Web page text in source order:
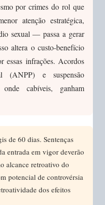
por crimes do rol que
atenção estratégica,
sexual — passa a gerar
altera o custo-benefício
essas infrações. Acordos
(ANPP) e suspensão
cabíveis, ganham
de 60 dias. Sentenças
entrada em vigor deverão
alcance retroativo do
potencial de controvérsia
dos efeitos